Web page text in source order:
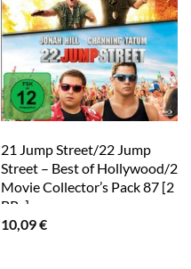
21 Jump Street/22 Jump
Street – Best of Hollywood/2
Movie Collector’s Pack 87 [2
BRs]
10,09€